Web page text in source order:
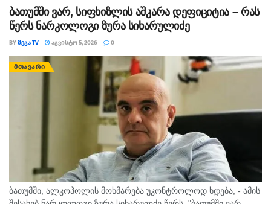
ბათუმში ვარ, სიფხიზლის აშკარა დეფიციტია – რას
წერს ნარკოლოგი ზურა სიხარულიძე
BYᲛᲔᲒᲐ TV ᲐᲒᲕᲘᲡᲢᲝ 5, 2026 0
ᲛᲗᲐᲕᲐᲠᲘ
ბათუმში, ალკოჰოლის მოხმარება უკონტროლოდ ხდება, - ამის